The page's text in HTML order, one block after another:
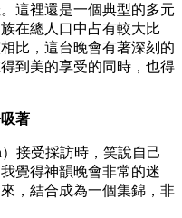
這裡還是一個典型的多元
在總人口中占有較大比
比，這台晚會有著深刻的
到美的享受的同時，也得
著
接受採訪時，笑說自己
覺得神韻晚會非常的迷
，結合成為一個集錦，非